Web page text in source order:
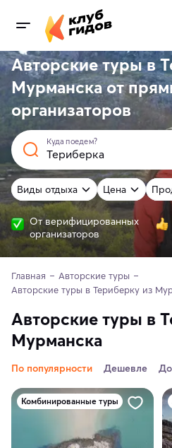
Авторские туры в
Мурманска от
организаторов
Куда поедем?
Виды отдыха Цена
От верифицированных
организаторов
Главная
Авторские туры
Авторские туры в Териберку из
Авторские туры в
Мурманска
По популярности Дешевле
Комбинированные туры